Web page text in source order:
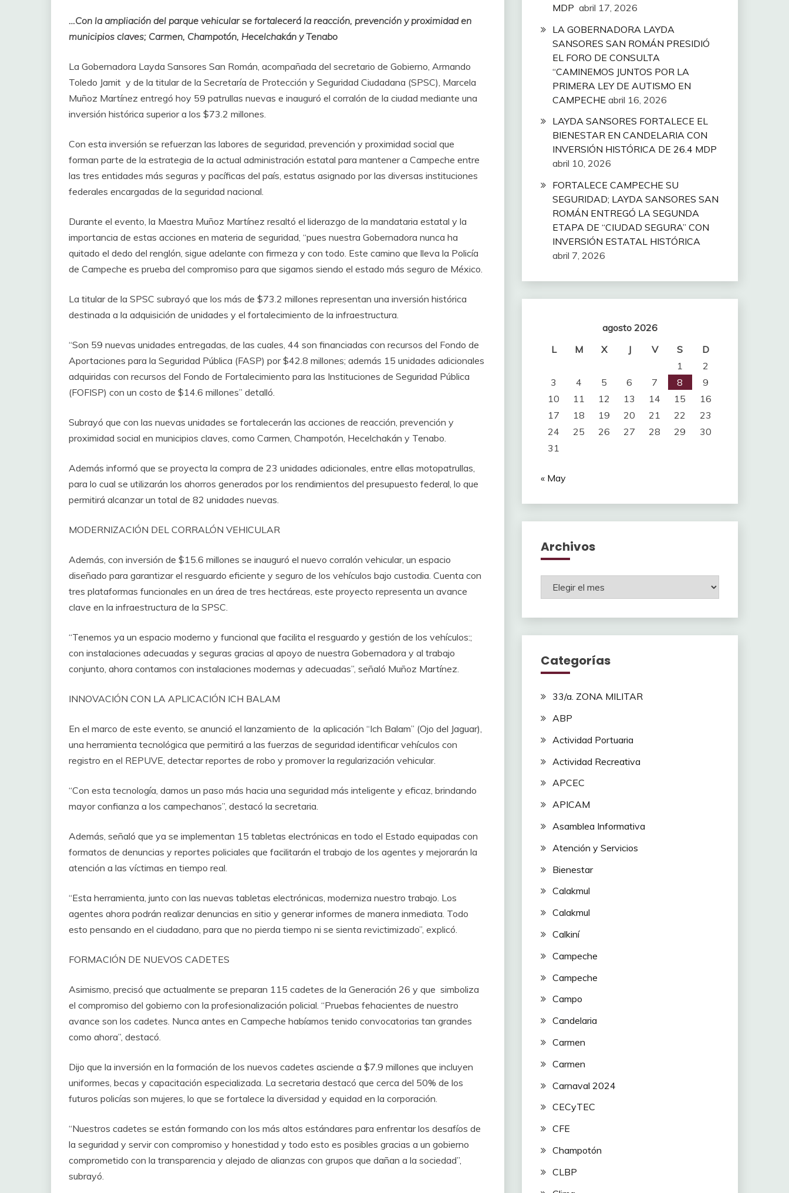
…Con la ampliación del parque vehicular se fortalecerá la reacción, prevención y proximidad en
municipios claves; Carmen, Champotón, Hecelchakán y Tenabo
La Gobernadora Layda Sansores San Román, acompañada del secretario de Gobierno, Armando
Toledo Jamit y de la titular de la Secretaría de Protección y Seguridad Ciudadana (SPSC), Marcela
Muñoz Martínez entregó hoy 59 patrullas nuevas e inauguró el corralón de la ciudad mediante una
inversión histórica superior a los $73.2 millones.
Con esta inversión se refuerzan las labores de seguridad, prevención y proximidad social que
forman parte de la estrategia de la actual administración estatal para mantener a Campeche entre
las tres entidades más seguras y pacíficas del país, estatus asignado por las diversas instituciones
federales encargadas de la seguridad nacional.
Durante el evento, la Maestra Muñoz Martínez resaltó el liderazgo de la mandataria estatal y la
importancia de estas acciones en materia de seguridad, “pues nuestra Gobernadora nunca ha
quitado el dedo del renglón, sigue adelante con firmeza y con todo. Este camino que lleva la Policía
de Campeche es prueba del compromiso para que sigamos siendo el estado más seguro de México.
La titular de la SPSC subrayó que los más de $73.2 millones representan una inversión histórica
destinada a la adquisición de unidades y el fortalecimiento de la infraestructura.
“Son 59 nuevas unidades entregadas, de las cuales, 44 son financiadas con recursos del Fondo de
Aportaciones para la Seguridad Pública (FASP) por $42.8 millones; además 15 unidades adicionales
adquiridas con recursos del Fondo de Fortalecimiento para las Instituciones de Seguridad Pública
(FOFISP) con un costo de $14.6 millones” detalló.
Subrayó que con las nuevas unidades se fortalecerán las acciones de reacción, prevención y
proximidad social en municipios claves, como Carmen, Champotón, Hecelchakán y Tenabo.
Además informó que se proyecta la compra de 23 unidades adicionales, entre ellas motopatrullas,
para lo cual se utilizarán los ahorros generados por los rendimientos del presupuesto federal, lo que
permitirá alcanzar un total de 82 unidades nuevas.
MODERNIZACIÓN DEL CORRALÓN VEHICULAR
Además, con inversión de $15.6 millones se inauguró el nuevo corralón vehicular, un espacio
diseñado para garantizar el resguardo eficiente y seguro de los vehículos bajo custodia. Cuenta con
tres plataformas funcionales en un área de tres hectáreas, este proyecto representa un avance
clave en la infraestructura de la SPSC.
“Tenemos ya un espacio moderno y funcional que facilita el resguardo y gestión de los vehículos:;
con instalaciones adecuadas y seguras gracias al apoyo de nuestra Gobernadora y al trabajo
conjunto, ahora contamos con instalaciones modernas y adecuadas”, señaló Muñoz Martínez.
INNOVACIÓN CON LA APLICACIÓN ICH BALAM
En el marco de este evento, se anunció el lanzamiento de la aplicación “Ich Balam” (Ojo del Jaguar),
una herramienta tecnológica que permitirá a las fuerzas de seguridad identificar vehículos con
registro en el REPUVE, detectar reportes de robo y promover la regularización vehicular.
“Con esta tecnología, damos un paso más hacia una seguridad más inteligente y eficaz, brindando
mayor confianza a los campechanos”, destacó la secretaria.
Además, señaló que ya se implementan 15 tabletas electrónicas en todo el Estado equipadas con
formatos de denuncias y reportes policiales que facilitarán el trabajo de los agentes y mejorarán la
atención a las víctimas en tiempo real.
“Esta herramienta, junto con las nuevas tabletas electrónicas, moderniza nuestro trabajo. Los
agentes ahora podrán realizar denuncias en sitio y generar informes de manera inmediata. Todo
esto pensando en el ciudadano, para que no pierda tiempo ni se sienta revictimizado”, explicó.
FORMACIÓN DE NUEVOS CADETES
Asimismo, precisó que actualmente se preparan 115 cadetes de la Generación 26 y que simboliza
el compromiso del gobierno con la profesionalización policial. “Pruebas fehacientes de nuestro
avance son los cadetes. Nunca antes en Campeche habíamos tenido convocatorias tan grandes
como ahora”, destacó.
Dijo que la inversión en la formación de los nuevos cadetes asciende a $7.9 millones que incluyen
uniformes, becas y capacitación especializada. La secretaria destacó que cerca del 50% de los
futuros policías son mujeres, lo que se fortalece la diversidad y equidad en la corporación.
“Nuestros cadetes se están formando con los más altos estándares para enfrentar los desafíos de
la seguridad y servir con compromiso y honestidad y todo esto es posibles gracias a un gobierno
comprometido con la transparencia y alejado de alianzas con grupos que dañan a la sociedad”,
subrayó.
MDP abril 17, 2026
LA GOBERNADORA LAYDA
SANSORES SAN ROMÁN PRESIDIÓ
EL FORO DE CONSULTA
“CAMINEMOS JUNTOS POR LA
PRIMERA LEY DE AUTISMO EN
CAMPECHE abril 16, 2026
LAYDA SANSORES FORTALECE EL
BIENESTAR EN CANDELARIA CON
INVERSIÓN HISTÓRICA DE 26.4 MDP
abril 10, 2026
FORTALECE CAMPECHE SU
SEGURIDAD; LAYDA SANSORES SAN
ROMÁN ENTREGÓ LA SEGUNDA
ETAPA DE “CIUDAD SEGURA” CON
INVERSIÓN ESTATAL HISTÓRICA
abril 7, 2026
agosto 2026
L
M X J V S
D
1
2
3
4 5 6 7 8
9
10
11 12 13 14 15
16
17
18 19 20 21 22
23
24
25 26 27 28 29
30
31
« May
Archivos
Archivos
Categorías
33/a. ZONA MILITAR
ABP
Actividad Portuaria
Actividad Recreativa
APCEC
APICAM
Asamblea Informativa
Atención y Servicios
Bienestar
Calakmul
Calakmul
Calkiní
Campeche
Campeche
Campo
Candelaria
Carmen
Carmen
Carnaval 2024
CECyTEC
CFE
Champotón
CLBP